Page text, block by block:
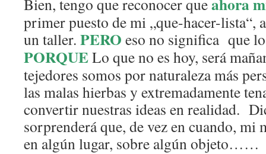
Bien, tengo que reconocer que
primer puesto de mi „que-hacer-lista“,
un taller. PERO eso no significa que
PORQUELo que no es hoy, será
tejedores somos por naturaleza más
las malas hierbas y extremadamente
convertir nuestras ideas en realidad.
sorprenderá que, de vez en cuando, mi
en algún lugar, sobre algún objeto……